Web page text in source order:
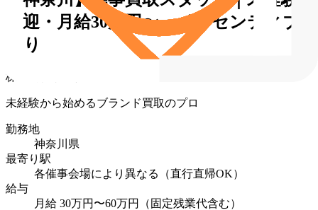
歓迎・月給30万円〜・インセンティブ
あり
株式会社サニタ
未経験から始めるブランド買取のプロ
勤務地
神奈川県
最寄り駅
各催事会場により異なる（直行直帰OK）
給与
月給 30万円〜60万円（固定残業代含む）